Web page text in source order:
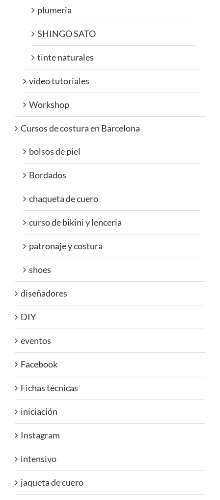
plumeria
SHINGO SATO
tinte naturales
video tutoriales
Workshop
Cursos de costura en Barcelona
bolsos de piel
Bordados
chaqueta de cuero
curso de bikini y lenceria
patronaje y costura
shoes
diseñadores
DIY
eventos
Facebook
Fichas técnicas
iniciación
Instagram
intensivo
jaqueta de cuero